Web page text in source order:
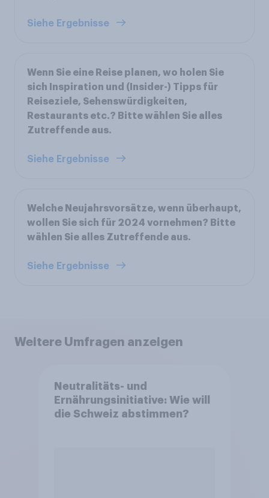
Siehe Ergebnisse
Wenn Sie eine Reise planen, wo holen Sie
sich Inspiration und (Insider-) Tipps für
Reiseziele, Sehenswürdigkeiten,
Restaurants etc.? Bitte wählen Sie alles
Zutreffende aus.
Siehe Ergebnisse
Welche Neujahrsvorsätze, wenn überhaupt,
wollen Sie sich für 2024 vornehmen? Bitte
wählen Sie alles Zutreffende aus.
Siehe Ergebnisse
Weitere Umfragen anzeigen
Neutralitäts- und
Ernährungsinitiative: Wie will
die Schweiz abstimmen?